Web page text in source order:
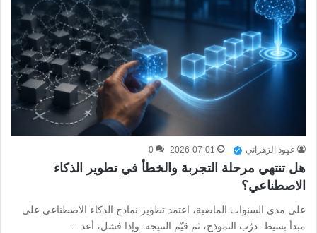
عهود الزهراني 2026-07-01
0
هل تنتهي مرحلة التجربة والخطأ في تطوير الذكاء
الاصطناعي؟
على مدى السنوات الماضية، اعتمد تطوير نماذج الذكاء الاصطناعي على
مبدأ بسيط: درّب النموذج، ثم قيّم النتيجة. وإذا فشل، أعد…